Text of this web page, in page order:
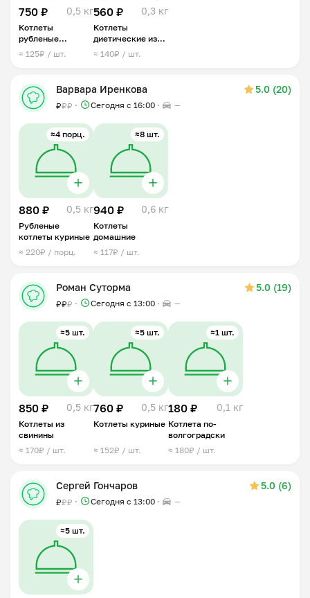
750 ₽ 0,5 кг
Котлеты
рубленые
куриные
≈ 125₽ / шт.
560 ₽ 0,3 кг
Котлеты
диетические из
курицы на пару
≈ 140₽ / шт.
Варвара Иренкова 5.0 (20)
₽₽₽ Сегодня с 16:00 —
≈4 порц.
880 ₽ 0,5 кг
Рубленые
котлеты куриные
≈ 220₽ / порц.
≈8 шт.
940 ₽ 0,6 кг
Котлеты
домашние
≈ 117₽ / шт.
Роман Суторма 5.0 (19)
₽₽₽ Сегодня с 13:00 —
≈5 шт.
850 ₽ 0,5 кг
Котлеты из
свинины
≈ 170₽ / шт.
≈5 шт.
760 ₽ 0,5 кг
Котлеты куриные
≈ 152₽ / шт.
≈1 шт.
180 ₽ 0,1 кг
Котлета по-
волгоградски
≈ 180₽ / шт.
Сергей Гончаров 5.0 (6)
₽₽₽ Сегодня с 13:00 —
≈5 шт.